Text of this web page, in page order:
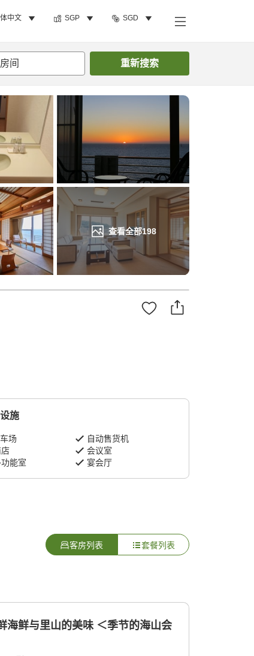
中文 SGP SGD
间 重新搜索
查看全部198
搜索客房
施
场
自动售货机
会议室
能室
宴会厅
客房列表 套餐列表
海鲜与里山的美味 ＜季节的海山会